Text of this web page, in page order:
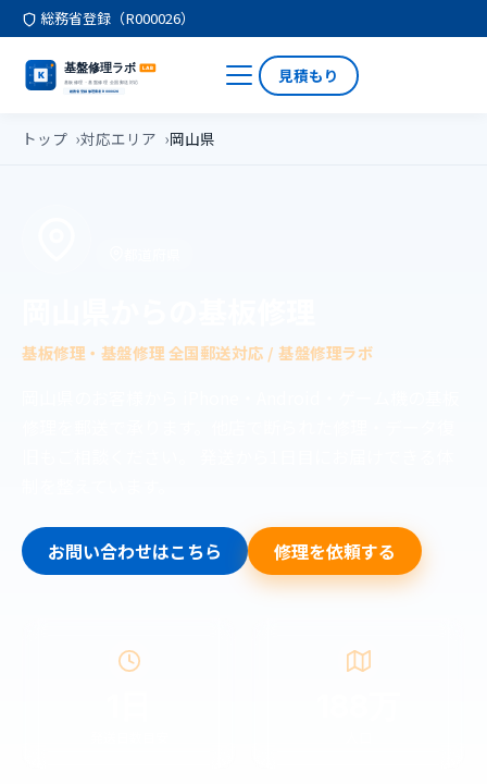
総務省登録（R000026）
見積もり
トップ 対応エリア 岡山県
基板修理・基盤修理 全国郵送対応 / 基盤修理ラボ
お問い合わせはこちら 修理を依頼する